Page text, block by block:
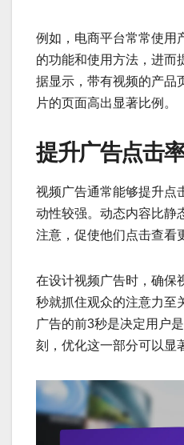
例如，电商平台常常使用
的功能和使用方法，进而
据显示，带有视频的产品
片的页面高出显著比例。
提升广告点击
视频广告通常能够提升点
动性较强。动态内容比静
注意，促使他们点击查看
在设计视频广告时，确保
秒就抓住观众的注意力至
广告的前3秒是决定用户
刻，优化这一部分可以显